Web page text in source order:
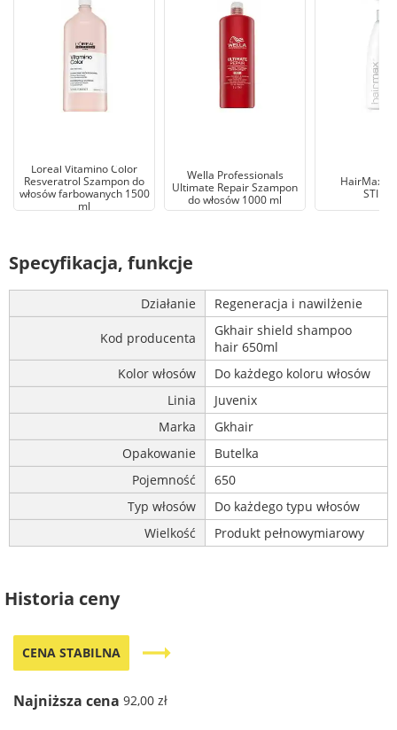
Loreal Vitamino Color
Resveratrol Szampon do
włosów farbowanych 1500
ml
Wella Professionals
Ultimate Repair Szampon
do włosów 1000 ml
HairMax
Specyfikacja, funkcje
Działanie Regeneracja i nawilżenie
Kod producenta
Gkhair shield shampoo
hair 650ml
Kolor włosów
Do każdego koloru włosów
Linia
Juvenix
Marka
Gkhair
Opakowanie
Butelka
Pojemność
650
Typ włosów
Do każdego typu włosów
Wielkość
Produkt pełnowymiarowy
Historia ceny
CENA STABILNA trending_flat
Najniższa cena 92,00 zł